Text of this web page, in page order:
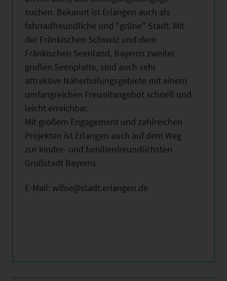
suchen. Bekannt ist Erlangen auch als
fahrradfreundliche und "grüne" Stadt. Mit
der Fränkischen Schweiz und dem
Fränkischen Seenland, Bayerns zweiter
großen Seenplatte, sind auch sehr
attraktive Naherholungsgebiete mit einem
umfangreichen Freizeitangebot schnell und
leicht erreichbar.
Mit großem Engagement und zahlreichen
Projekten ist Erlangen auch auf dem Weg
zur kinder- und familienfreundlichsten
Großstadt Bayerns.
E-Mail: wifoe@stadt.erlangen.de